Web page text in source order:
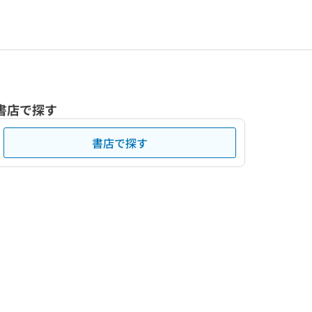
店で探す
書店で探す